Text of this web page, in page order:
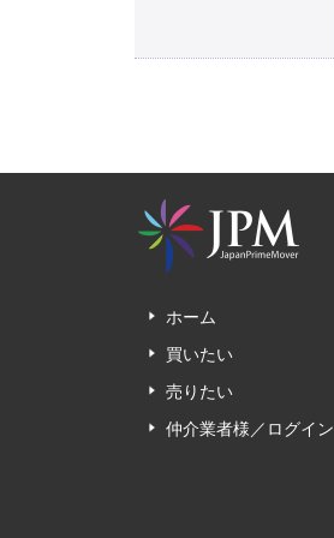
ホーム
買いたい
売りたい
仲介業者様／ログイン